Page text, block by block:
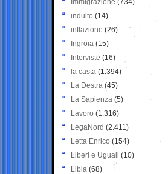
Immigrazione (734)
indulto (14)
inflazione (26)
Ingroia (15)
Interviste (16)
la casta (1.394)
La Destra (45)
La Sapienza (5)
Lavoro (1.316)
LegaNord (2.411)
Letta Enrico (154)
Liberi e Uguali (10)
Libia (68)